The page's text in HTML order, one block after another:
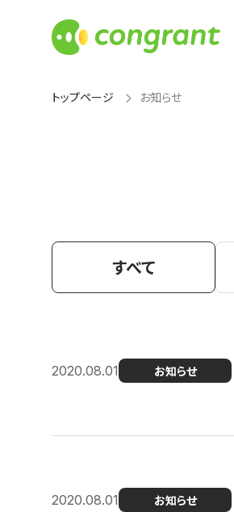
トップページ お知らせ
すべて
2020.08.01 お知らせ
2020.08.01 お知らせ